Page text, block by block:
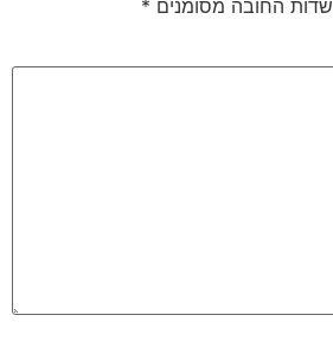
שדות החובה מסומנים *